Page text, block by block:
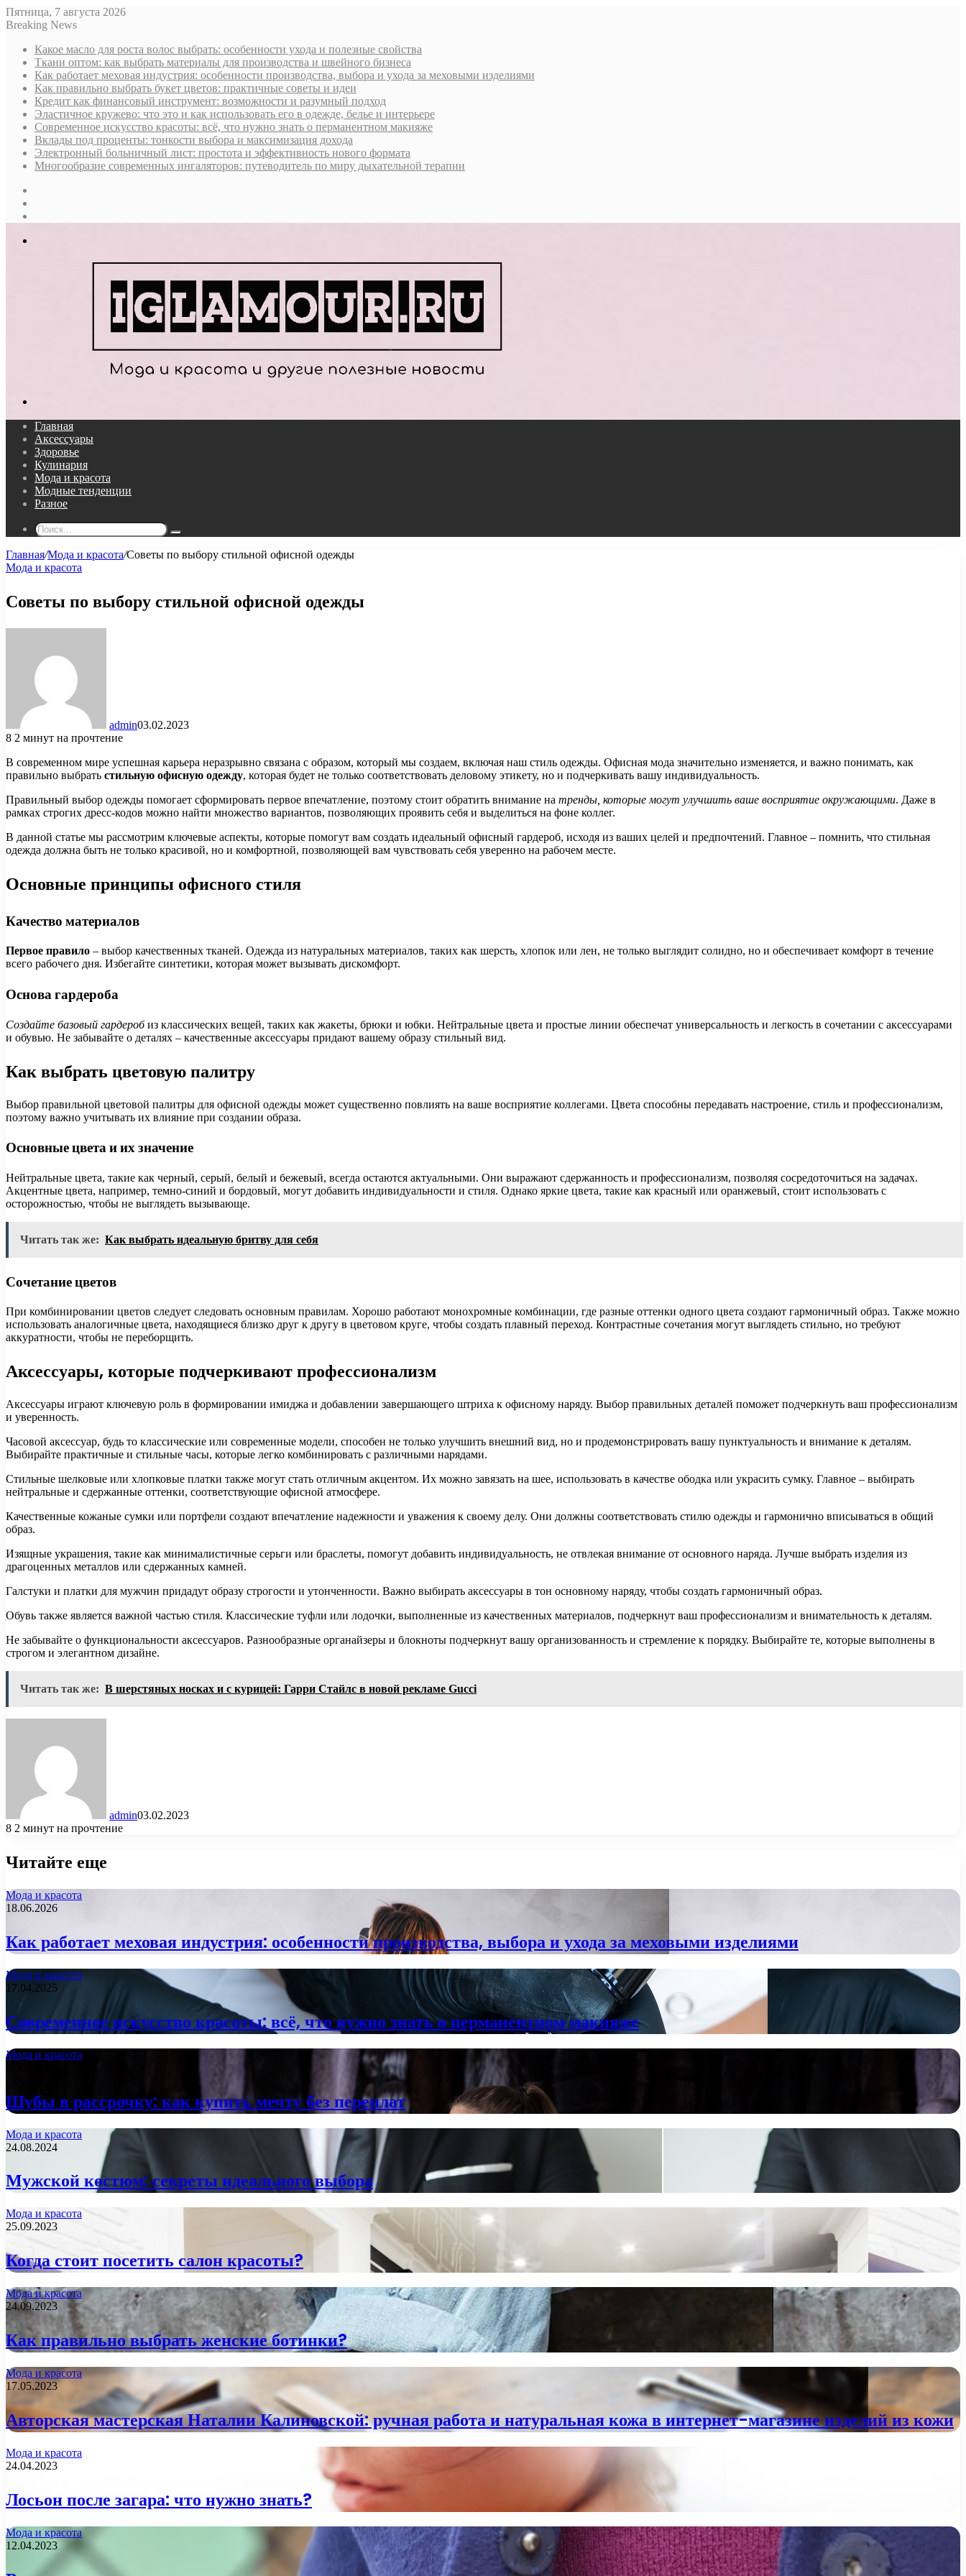
Пятница, 7 августа 2026
Breaking News
Какое масло для роста волос выбрать: особенности ухода и полезные свойства
Ткани оптом: как выбрать материалы для производства и швейного бизнеса
Как работает меховая индустрия: особенности производства, выбора и ухода за меховыми изделиями
Как правильно выбрать букет цветов: практичные советы и идеи
Кредит как финансовый инструмент: возможности и разумный подход
Эластичное кружево: что это и как использовать его в одежде, белье и интерьере
Современное искусство красоты: всё, что нужно знать о перманентном макияже
Вклады под проценты: тонкости выбора и максимизация дохода
Электронный больничный лист: простота и эффективность нового формата
Многообразие современных ингаляторов: путеводитель по миру дыхательной терапии
Главная
Аксессуары
Здоровье
Кулинария
Мода и красота
Модные тенденции
Разное
Поиск...
Главная/Мода и красота/Советы по выбору стильной офисной одежды
Мода и красота
Советы по выбору стильной офисной одежды
admin03.02.2023
8 2 минут на прочтение
В современном мире успешная карьера неразрывно связана с образом, который мы создаем, включая наш стиль одежды. Офисная мода значительно изменяется, и важно понимать, как
правильно выбрать стильную офисную одежду, которая будет не только соответствовать деловому этикету, но и подчеркивать вашу индивидуальность.
Правильный выбор одежды помогает сформировать первое впечатление, поэтому стоит обратить внимание на тренды, которые могут улучшить ваше восприятие окружающими. Даже в
рамках строгих дресс-кодов можно найти множество вариантов, позволяющих проявить себя и выделиться на фоне коллег.
В данной статье мы рассмотрим ключевые аспекты, которые помогут вам создать идеальный офисный гардероб, исходя из ваших целей и предпочтений. Главное – помнить, что стильная
одежда должна быть не только красивой, но и комфортной, позволяющей вам чувствовать себя уверенно на рабочем месте.
Основные принципы офисного стиля
Качество материалов
Первое правило – выбор качественных тканей. Одежда из натуральных материалов, таких как шерсть, хлопок или лен, не только выглядит солидно, но и обеспечивает комфорт в течение
всего рабочего дня. Избегайте синтетики, которая может вызывать дискомфорт.
Основа гардероба
Создайте базовый гардеробиз классических вещей, таких как жакеты, брюки и юбки. Нейтральные цвета и простые линии обеспечат универсальность и легкость в сочетании с аксессуарами
и обувью. Не забывайте о деталях – качественные аксессуары придают вашему образу стильный вид.
Как выбрать цветовую палитру
Выбор правильной цветовой палитры для офисной одежды может существенно повлиять на ваше восприятие коллегами. Цвета способны передавать настроение, стиль и профессионализм,
поэтому важно учитывать их влияние при создании образа.
Основные цвета и их значение
Нейтральные цвета, такие как черный, серый, белый и бежевый, всегда остаются актуальными. Они выражают сдержанность и профессионализм, позволяя сосредоточиться на задачах.
Акцентные цвета, например, темно-синий и бордовый, могут добавить индивидуальности и стиля. Однако яркие цвета, такие как красный или оранжевый, стоит использовать с
осторожностью, чтобы не выглядеть вызывающе.
Читать так же: Как выбрать идеальную бритву для себя
Сочетание цветов
При комбинировании цветов следует следовать основным правилам. Хорошо работают монохромные комбинации, где разные оттенки одного цвета создают гармоничный образ. Также можно
использовать аналогичные цвета, находящиеся близко друг к другу в цветовом круге, чтобы создать плавный переход. Контрастные сочетания могут выглядеть стильно, но требуют
аккуратности, чтобы не переборщить.
Аксессуары, которые подчеркивают профессионализм
Аксессуары играют ключевую роль в формировании имиджа и добавлении завершающего штриха к офисному наряду. Выбор правильных деталей поможет подчеркнуть ваш профессионализм
и уверенность.
Часовой аксессуар, будь то классические или современные модели, способен не только улучшить внешний вид, но и продемонстрировать вашу пунктуальность и внимание к деталям.
Выбирайте практичные и стильные часы, которые легко комбинировать с различными нарядами.
Стильные шелковые или хлопковые платки также могут стать отличным акцентом. Их можно завязать на шее, использовать в качестве ободка или украсить сумку. Главное – выбирать
нейтральные и сдержанные оттенки, соответствующие офисной атмосфере.
Качественные кожаные сумки или портфели создают впечатление надежности и уважения к своему делу. Они должны соответствовать стилю одежды и гармонично вписываться в общий
образ.
Изящные украшения, такие как минималистичные серьги или браслеты, помогут добавить индивидуальность, не отвлекая внимание от основного наряда. Лучше выбрать изделия из
драгоценных металлов или сдержанных камней.
Галстуки и платки для мужчин придадут образу строгости и утонченности. Важно выбирать аксессуары в тон основному наряду, чтобы создать гармоничный образ.
Обувь также является важной частью стиля. Классические туфли или лодочки, выполненные из качественных материалов, подчеркнут ваш профессионализм и внимательность к деталям.
Не забывайте о функциональности аксессуаров. Разнообразные органайзеры и блокноты подчеркнут вашу организованность и стремление к порядку. Выбирайте те, которые выполнены в
строгом и элегантном дизайне.
Читать так же: В шерстяных носках и с курицей: Гарри Стайлс в новой рекламе Gucci
admin03.02.2023
8 2 минут на прочтение
Читайте еще
Мода и красота
18.06.2026
Как работает меховая индустрия: особенности производства, выбора и ухода за меховыми изделиями
Мода и красота
17.04.2025
Современное искусство красоты: всё, что нужно знать о перманентном макияже
Мода и красота
Шубы в рассрочку: как купить мечту без переплат
Мода и красота
24.08.2024
Мужской костюм: секреты идеального выбора
Мода и красота
25.09.2023
Когда стоит посетить салон красоты?
Мода и красота
24.09.2023
Как правильно выбрать женские ботинки?
Мода и красота
17.05.2023
Авторская мастерская Наталии Калиновской: ручная работа и натуральная кожа в интернет-магазине изделий из кожи
Мода и красота
24.04.2023
Лосьон после загара: что нужно знать?
Мода и красота
12.04.2023